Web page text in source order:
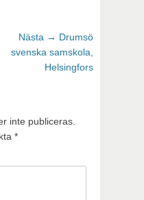
Nästa → Nästa
inlägg:
Drumsö
svenska samskola,
Helsingfors
inte publiceras.
*